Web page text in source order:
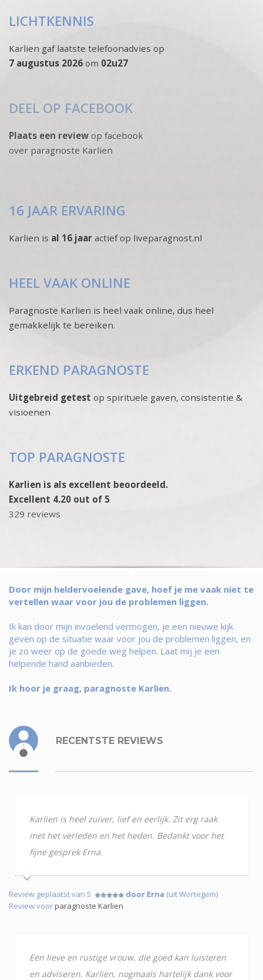
LICHTKENNIS
Karlien gaf laatste telefoonadvies op
7 augustus 2026 om 02u27
DEEL OP FACEBOOK
Plaats een review op facebook
over paragnoste Karlien
16 JAAR ERVARING
Karlien is al 16 jaar actief op liveparagnost.nl
HEEL VAAK ONLINE
Paragnoste Karlien is heel vaak online, dus heel
gemakkelijk te bereiken.
ERKEND PARAGNOSTE
Uitgebreid getest op spirituele gaven, consistentie &
visioenen
TOP PARAGNOSTE
Karlien is als excellent beoordeeld.
Excellent 4.20 out of 5
329 reviews
Door mijn heldervoelende gave, hoef je me vaak niet te
vertellen waar voor jou de problemen liggen.
Ik kan door mijn invoelend vermogen, je een nieuwe kijk
geven op de situatie waar voor jou de problemen liggen, en
je zo weer op de goede weg helpen. Laat mij je een
helpende hand aanbieden.
Ik hoor je graag, paragnoste Karlien.
RECENTSTE REVIEWS
Karlien is heel zuiver, lief en eerlijk. Zit erg raak
met het verleden en het heden. Bedankt voor het
fijne gesprek Erna.
Review geplaatst van 5 door Erna (uit Wortegem)
Review voorparagnoste Karlien
Een lieve en rustige vrouw. die goed kan luisteren
en adviseren. Karlien, nogmaals hartelijk dank voor